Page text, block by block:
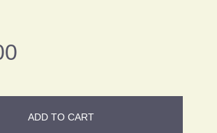
ADD TO CART